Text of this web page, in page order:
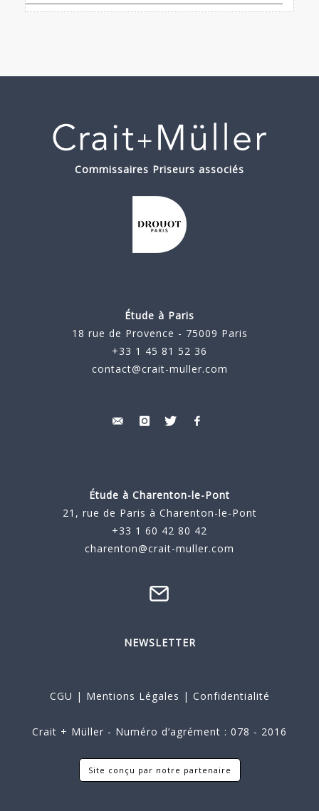
Commissaires Priseurs associés
Étude à Paris
18 rue de Provence - 75009 Paris
+33 1 45 81 52 36
contact@crait-muller.com
Étude à Charenton-le-Pont
21, rue de Paris à Charenton-le-Pont
+33 1 60 42 80 42
charenton@crait-muller.com
NEWSLETTER
CGU | Mentions Légales | Confidentialité
Crait + Müller - Numéro d’agrément : 078 - 2016
Site conçu par notre partenaire